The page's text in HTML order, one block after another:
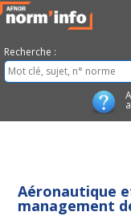
Recherche :
Aéronautique
management